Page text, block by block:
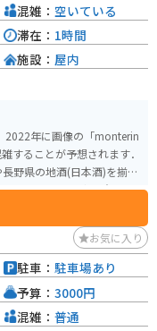
2022年に画像の「monterin
することが予想されます．
野県の地酒(日本酒)を揃え
と思います．地方の意外な
混雑： 空いている
滞在： 1時間
施設： 屋内
お気に入り
駐車： 駐車場あり
予算： 3000円
混雑： 普通